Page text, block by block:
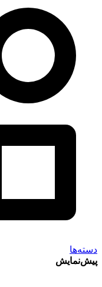
دسته‌ها
پیش‌نمایش